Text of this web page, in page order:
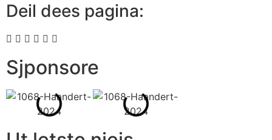
Deil dees pagina:
Sjponsore